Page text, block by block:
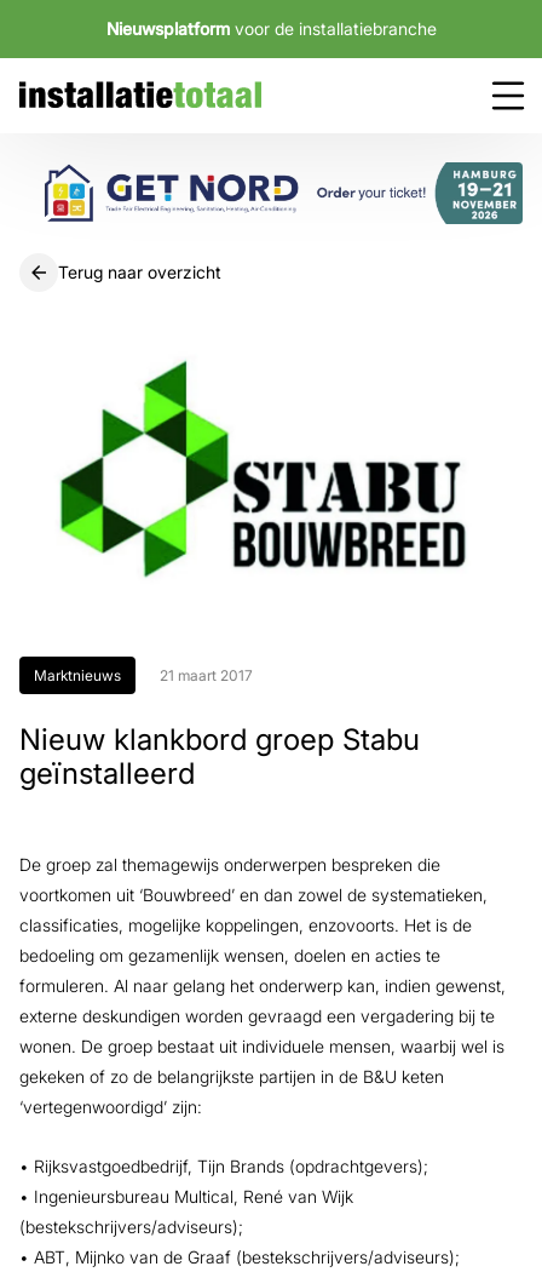
Nieuwsplatform voor de installatiebranche
Terug naar overzicht
Marktnieuws 21 maart 2017
Nieuw klankbord groep Stabu
geïnstalleerd
De groep zal themagewijs onderwerpen bespreken die
voortkomen uit ‘Bouwbreed’ en dan zowel de systematieken,
classificaties, mogelijke koppelingen, enzovoorts. Het is de
bedoeling om gezamenlijk wensen, doelen en acties te
formuleren. Al naar gelang het onderwerp kan, indien gewenst,
externe deskundigen worden gevraagd een vergadering bij te
wonen. De groep bestaat uit individuele mensen, waarbij wel is
gekeken of zo de belangrijkste partijen in de B&U keten
‘vertegenwoordigd’ zijn:
• Rijksvastgoedbedrijf, Tijn Brands (opdrachtgevers);
• Ingenieursbureau Multical, René van Wijk
(bestekschrijvers/adviseurs);
• ABT, Mijnko van de Graaf (bestekschrijvers/adviseurs);